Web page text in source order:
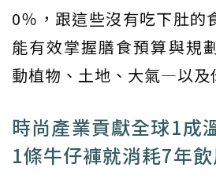
0％，跟這些沒有吃下肚的
能有效掌握膳食預算與規
動植物、土地、大氣―以及
時尚產業貢獻全球1成
1條牛仔褲就消耗7年